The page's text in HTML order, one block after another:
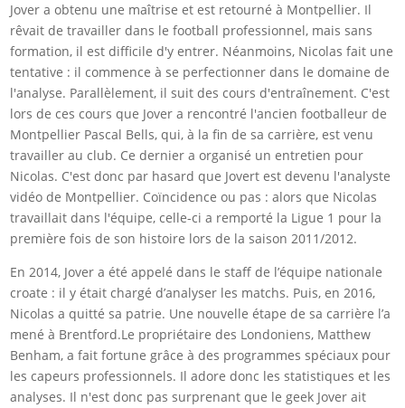
Jover a obtenu une maîtrise et est retourné à Montpellier. Il
rêvait de travailler dans le football professionnel, mais sans
formation, il est difficile d'y entrer. Néanmoins, Nicolas fait une
tentative : il commence à se perfectionner dans le domaine de
l'analyse. Parallèlement, il suit des cours d'entraînement. C'est
lors de ces cours que Jover a rencontré l'ancien footballeur de
Montpellier Pascal Bells, qui, à la fin de sa carrière, est venu
travailler au club. Ce dernier a organisé un entretien pour
Nicolas. C'est donc par hasard que Jovert est devenu l'analyste
vidéo de Montpellier. Coïncidence ou pas : alors que Nicolas
travaillait dans l'équipe, celle-ci a remporté la Ligue 1 pour la
première fois de son histoire lors de la saison 2011/2012.
En 2014, Jover a été appelé dans le staff de l’équipe nationale
croate : il y était chargé d’analyser les matchs. Puis, en 2016,
Nicolas a quitté sa patrie. Une nouvelle étape de sa carrière l’a
mené à Brentford.Le propriétaire des Londoniens, Matthew
Benham, a fait fortune grâce à des programmes spéciaux pour
les capeurs professionnels. Il adore donc les statistiques et les
analyses. Il n'est donc pas surprenant que le geek Jover ait